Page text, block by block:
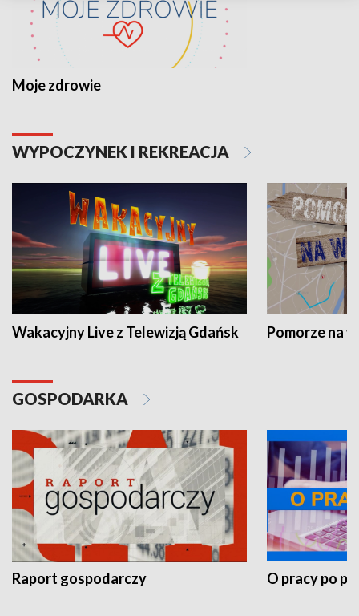
Moje zdrowie
WYPOCZYNEK I REKREACJA
Wakacyjny Live z Telewizją Gdańsk Pomorze na
GOSPODARKA
Raport gospodarczy O pracy po